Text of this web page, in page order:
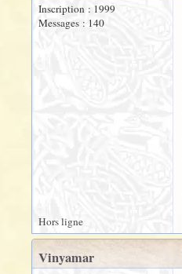
Inscription : 1999
Messages : 140
Hors ligne
Vinyamar